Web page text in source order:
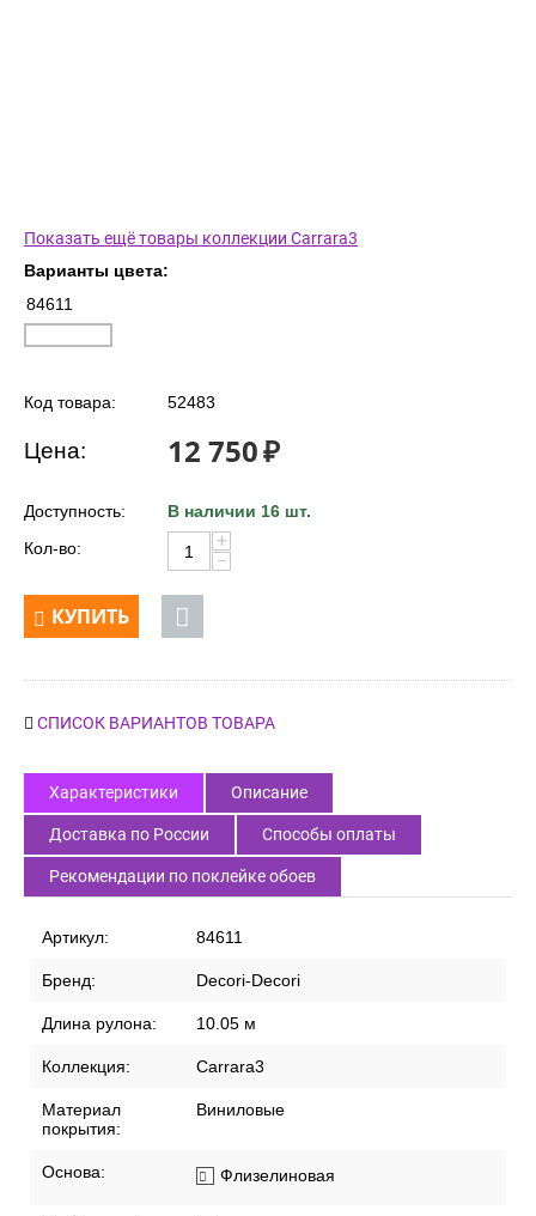
Показать ещё товары коллекции Carrara3
Варианты цвета:
84611
Код товара: 52483
Цена: 12 750₽
Доступность:
В наличии 16 шт.
Кол-во:
+
−
КУПИТЬ
СПИСОК ВАРИАНТОВ ТОВАРА
Характеристики Описание
Доставка по России Способы оплаты
Рекомендации по поклейке обоев
Артикул: 84611
Бренд: Decori-Decori
Длина рулона: 10.05 м
Коллекция: Carrara3
Материал
покрытия:
Виниловые
Основа: Флизелиновая